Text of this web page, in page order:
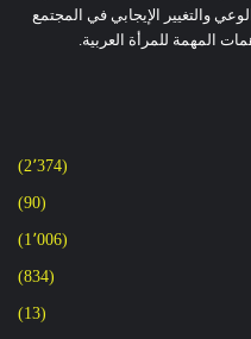
والتغيير الإيجابي في المجتمع
المهمة للمرأة العربية.
(2٬374)
(90)
(1٬006)
(834)
(13)